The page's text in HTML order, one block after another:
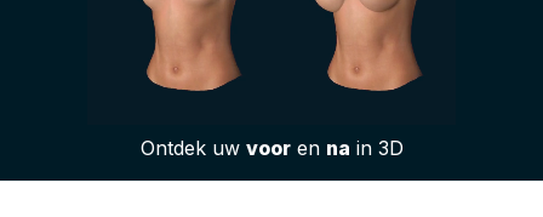
Huis chirurg
3D business platform
Ontdek uw vooren na in 3D